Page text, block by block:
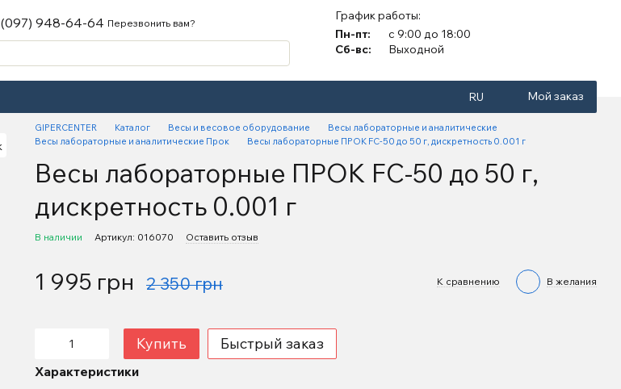
(097) 948-64-64 Перезвонить вам?
График работы:
Пн-пт:
с 9:00 до 18:00
Сб-вс:
Выходной
RU Мой заказ
GIPERCENTER Каталог Весы и весовое оборудование
Весы лабораторные и аналитические
Весы лабораторные и аналитические Прок
Весы лабораторные ПРОК FC-50 до 50 г, дискретность 0.001 г
Весы лабораторные ПРОК FC-50 до 50 г,
дискретность 0.001 г
В наличии Артикул: 016070 Оставить отзыв
1 995 грн 2 350 грн К сравнению В желания
Купить Быстрый заказ
Характеристики